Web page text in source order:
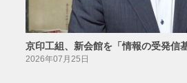
京印工組、新会館を「情報の受発信
2026年07月25日